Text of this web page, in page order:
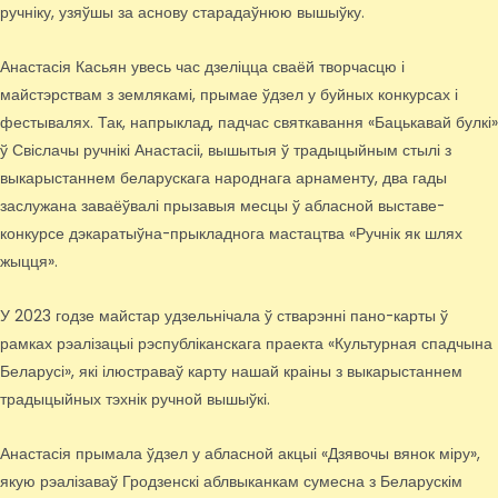
ручніку, узяўшы за аснову старадаўнюю вышыўку.
Анастасія Касьян увесь час дзеліцца сваёй творчасцю і
майстэрствам з землякамі, прымае ўдзел у буйных конкурсах і
фестывалях. Так, напрыклад, падчас святкавання «Бацькавай булкі»
ў Свіслачы ручнікі Анастасіі, вышытыя ў традыцыйным стылі з
выкарыстаннем беларускага народнага арнаменту, два гады
заслужана заваёўвалі прызавыя месцы ў абласной выставе-
конкурсе дэкаратыўна-прыкладнога мастацтва «Ручнік як шлях
жыцця».
У 2023 годзе майстар удзельнічала ў стварэнні пано-карты ў
рамках рэалізацыі рэспубліканскага праекта «Культурная спадчына
Беларусі», які ілюстраваў карту нашай краіны з выкарыстаннем
традыцыйных тэхнік ручной вышыўкі.
Анастасія прымала ўдзел у абласной акцыі «Дзявочы вянок міру»,
якую рэалізаваў Гродзенскі аблвыканкам сумесна з Беларускім